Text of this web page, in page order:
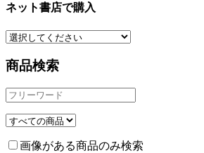
ネット書店で購入
商品検索
画像がある商品のみ検索